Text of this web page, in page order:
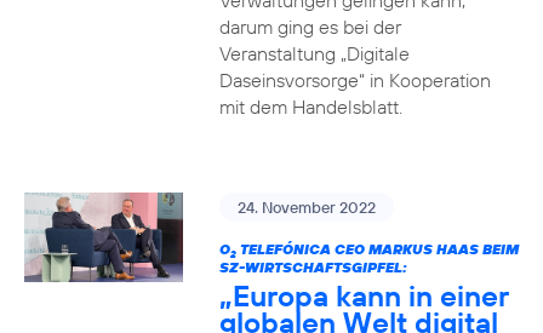
darum ging es bei der
Veranstaltung „Digitale
Daseinsvorsorge“ in Kooperation
mit dem Handelsblatt.
24. November 2022
O2TELEFÓNICA CEO MARKUS HAAS BEIM
SZ-WIRTSCHAFTSGIPFEL:
„Europa kann in einer
globalen Welt digital